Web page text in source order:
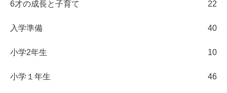
6才の成長と子育て 22
入学準備 40
小学2年生 10
小学１年生 46